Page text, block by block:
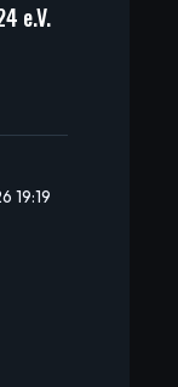
e.V.
19:19